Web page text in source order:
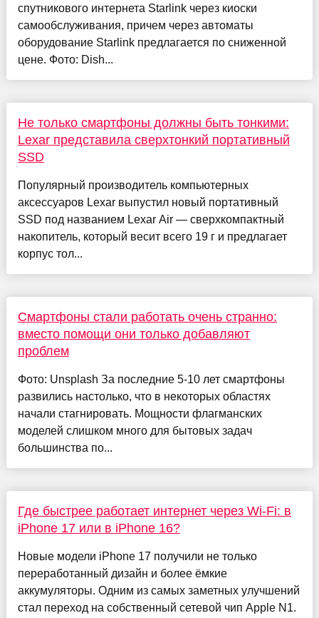
спутникового интернета Starlink через киоски
самообслуживания, причем через автоматы
оборудование Starlink предлагается по сниженной
цене. Фото: Dish...
Не только смартфоны должны быть тонкими:
Lexar представила сверхтонкий портативный
SSD
Популярный производитель компьютерных
аксессуаров Lexar выпустил новый портативный
SSD под названием Lexar Air — сверхкомпактный
накопитель, который весит всего 19 г и предлагает
корпус тол...
Смартфоны стали работать очень странно:
вместо помощи они только добавляют
проблем
Фото: Unsplash За последние 5-10 лет смартфоны
развились настолько, что в некоторых областях
начали стагнировать. Мощности флагманских
моделей слишком много для бытовых задач
большинства по...
Где быстрее работает интернет через Wi-Fi: в
iPhone 17 или в iPhone 16?
Новые модели iPhone 17 получили не только
переработанный дизайн и более ёмкие
аккумуляторы. Одним из самых заметных улучшений
стал переход на собственный сетевой чип Apple N1.